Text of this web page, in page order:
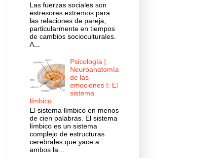
Las fuerzas sociales son
estresores extremos para
las relaciones de pareja,
particularmente en tiempos
de cambios socioculturales.
A...
Psicología |
Neuroanatomía
de las
emociones I: El
sistema
límbico.
El sistema límbico en menos
de cien palabras. El sistema
límbico es un sistema
complejo de estructuras
cerebrales que yace a
ambos la...